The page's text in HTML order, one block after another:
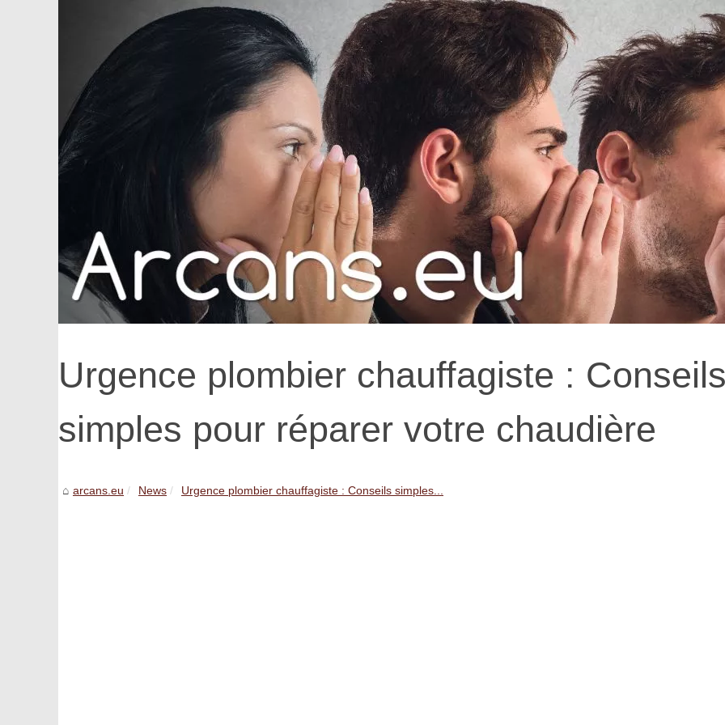
Urgence plombier chauffagiste :
simples pour réparer votre chaudière
arcans.eu News Urgence plombier chauffagiste : Conseils simples...